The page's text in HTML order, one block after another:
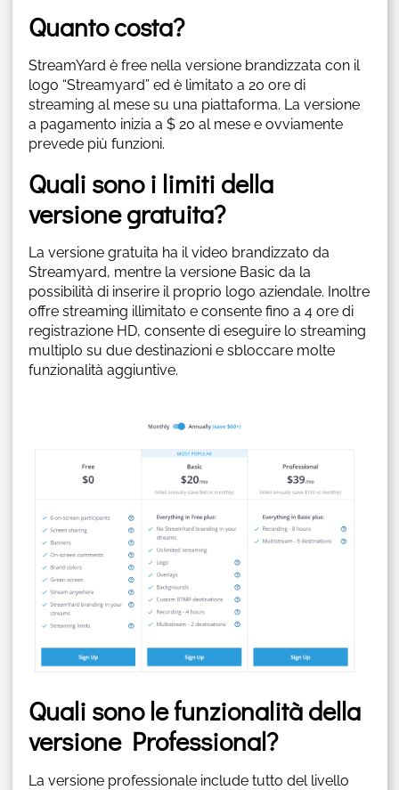
Quanto costa?
StreamYard è free nella versione brandizzata con il
logo “Streamyard” ed è limitato a 20 ore di
streaming al mese su una piattaforma. La versione
a pagamento inizia a $ 20 al mese e ovviamente
prevede più funzioni.
Quali sono i limiti della
versione gratuita?
La versione gratuita ha il video brandizzato da
Streamyard, mentre la versione Basic da la
possibilità di inserire il proprio logo aziendale. Inoltre
offre streaming illimitato e consente fino a 4 ore di
registrazione HD, consente di eseguire lo streaming
multiplo su due destinazioni e sbloccare molte
funzionalità aggiuntive.
Quali sono le funzionalità della
versione Professional?
La versione professionale include tutto del livello